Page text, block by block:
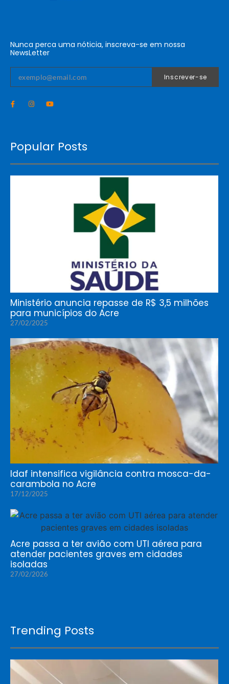
Nunca perca uma nóticia, inscreva-se em nossa
NewsLetter
Inscrever-se
Popular Posts
Ministério anuncia repasse de R$ 3,5 milhões
para municípios do Acre
27/02/2025
Idaf intensifica vigilância contra mosca-da-
carambola no Acre
17/12/2025
Acre passa a ter avião com UTI aérea para
atender pacientes graves em cidades
isoladas
27/02/2026
Trending Posts